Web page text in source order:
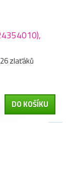
26 zlaťáků
DO KOŠÍKU